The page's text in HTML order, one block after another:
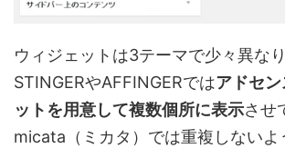
ウィジェットは3テーマで少々異なり
STINGERやAFFINGERではアドセ
ットを用意して複数個所に表示させ
micata（ミカタ）では重複しないよ